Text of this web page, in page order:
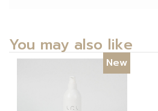
You may also like
New